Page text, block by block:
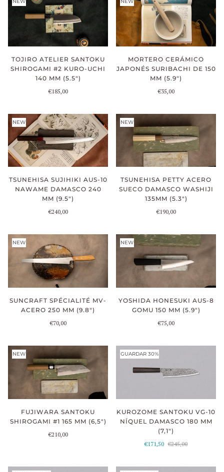
TOJIRO ATELIER SANTOKU
SHIROGAMI #2 KURO-UCHI
140 MM (5.5")
€185,00
MORTERO CERÁMICO
JAPONÉS SURIBACHI DE 150
MM (5.9")
€35,00
NEW
TSUNEHISA SUJIHIKI AUS-10
NAWAME DAMASCO 240
MM (9.5")
€240,00
NEW
TSUNEHISA PETTY ACERO
SUECO DAMASCO WASHIJI
135MM (5.3")
€190,00
NEW
SUNCRAFT SPÉCIALITÉ MV-
ACERO 250 MM (9.8")
€70,00
NEW
YOSHIDA HONESUKI AUS-8
GOMU 150 MM (5.9")
€75,00
NEW
FUJIWARA SANTOKU
SHIROGAMI #1 165 MM (6,5")
€210,00
GUARDAR 30%
KUROZOME SANTOKU VG-10
NÍQUEL DAMASCO 180 MM
(7,1")
€171,50 €245,00